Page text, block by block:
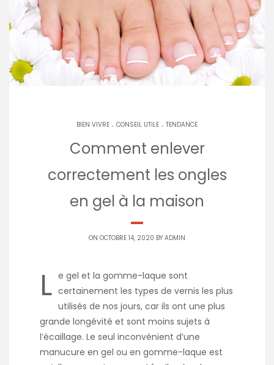
BIEN VIVRE . CONSEIL UTILE . TENDANCE
Comment enlever
correctement les ongles
en gel à la maison
ON OCTOBRE 14, 2020 BY ADMIN
L e gel et la gomme-laque sont
certainement les types de vernis les plus
utilisés de nos jours, car ils ont une plus
grande longévité et sont moins sujets à
l’écaillage. Le seul inconvénient d’une
manucure en gel ou en gomme-laque est